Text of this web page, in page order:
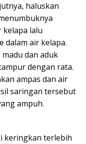
haluskan
kelapa lalu
dalam air kelapa.
dan aduk
dengan rata.
ampas dan air
saringan tersebut
ampuh.
keringkan terlebih